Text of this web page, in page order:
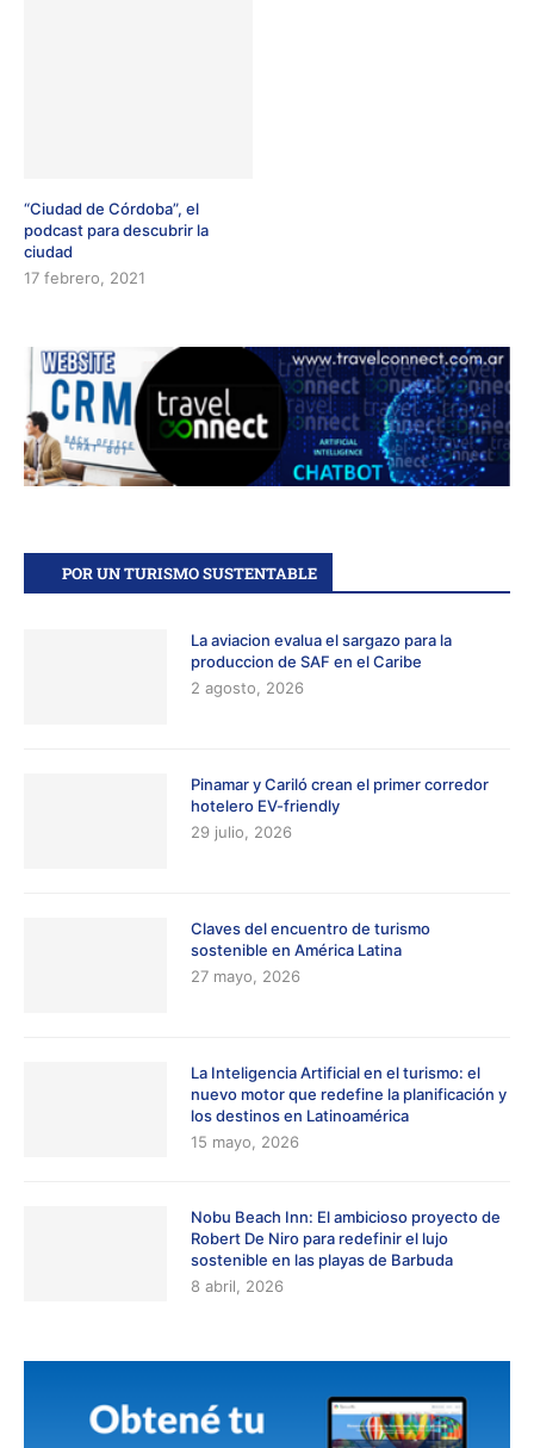
“Ciudad de Córdoba”, el
podcast para descubrir la
ciudad
17 febrero, 2021
POR UN TURISMO SUSTENTABLE
La aviacion evalua el sargazo para la
produccion de SAF en el Caribe
2 agosto, 2026
Pinamar y Cariló crean el primer corredor
hotelero EV-friendly
29 julio, 2026
Claves del encuentro de turismo
sostenible en América Latina
27 mayo, 2026
La Inteligencia Artificial en el turismo: el
nuevo motor que redefine la planificación y
los destinos en Latinoamérica
15 mayo, 2026
Nobu Beach Inn: El ambicioso proyecto de
Robert De Niro para redefinir el lujo
sostenible en las playas de Barbuda
8 abril, 2026